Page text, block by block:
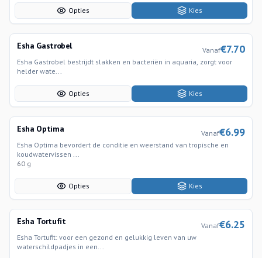
Opties Kies
Esha Gastrobel Vanaf€7.70
Esha Gastrobel bestrijdt slakken en bacteriën in aquaria, zorgt voor
helder wate...
Opties Kies
Esha Optima Vanaf€6.99
Esha Optima bevordert de conditie en weerstand van tropische en
koudwatervissen ...
60 g
Opties Kies
Esha Tortufit Vanaf€6.25
Esha Tortufit: voor een gezond en gelukkig leven van uw
waterschildpadjes in een...